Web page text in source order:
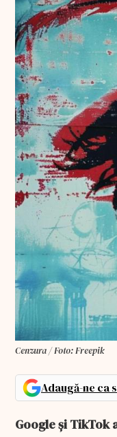
Cenzura / Foto: Freepik
Adaugă-ne ca
Google și